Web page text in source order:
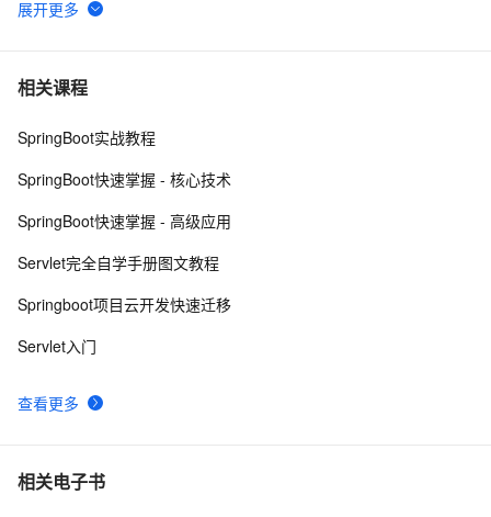
6
windows解决SpringBoot启动时：APPLICATION
7 spring boot 集成websocket与shiro的坑
8 SpringBoot+async异步调用接口以及几个任务同时完成
息，指标收集，运行情况监控等！（一）
10Jenkins Pipeline 流水线方式部署 SpringBoot 项目2
相关课程
查看更多
SpringBoot实战教程
SpringBoot快速掌握 - 核心技术
SpringBoot快速掌握 - 高级应用
Servlet完全自学手册图文教程
Springboot项目云开发快速迁移
Servlet入门
相关电子书